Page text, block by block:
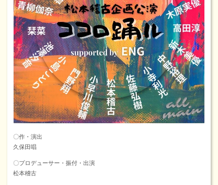
〇作・演出
久保田唱
〇プロデューサー・振付・出演
松本稽古